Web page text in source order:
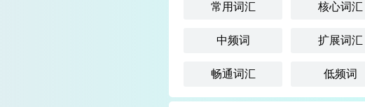
常用词汇 核心词汇
中频词 扩展词汇
畅通词汇 低频词